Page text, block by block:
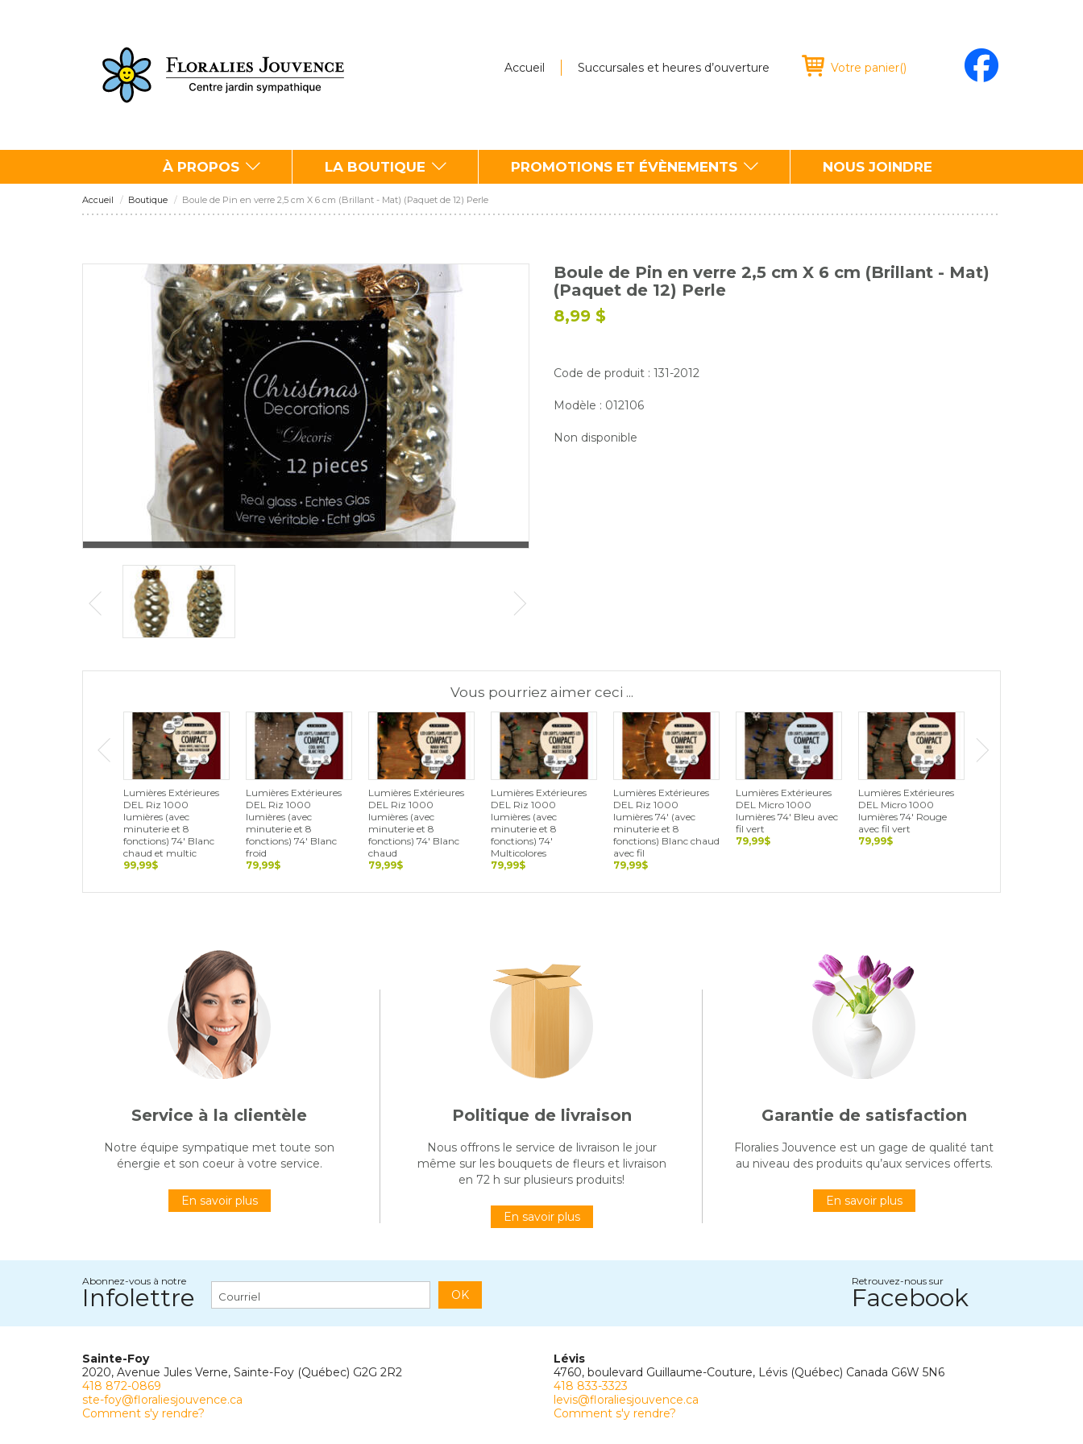
Accueil Succursales et heures d’ouverture Votre panier()
À PROPOS LA BOUTIQUE PROMOTIONS ET ÉVÈNEMENTS NOUS JOINDRE
Accueil Boutique Boule de Pin en verre 2,5 cm X 6 cm (Brillant - Mat) (Paquet de 12) Perle
Boule de Pin en verre 2,5 cm X 6 cm (Brillant - Mat)
(Paquet de 12) Perle
8,99 $
Code de produit : 131-2012
Modèle : 012106
Non disponible
Vous pourriez aimer ceci ...
Lumières Extérieures
DEL Riz 1000
lumières (avec
minuterie et 8
fonctions) 74' Blanc
chaud et multic
99,99$
Lumières Extérieures
DEL Riz 1000
lumières (avec
minuterie et 8
fonctions) 74' Blanc
froid
79,99$
Lumières Extérieures
DEL Riz 1000
lumières (avec
minuterie et 8
fonctions) 74' Blanc
chaud
79,99$
Lumières Extérieures
DEL Riz 1000
lumières (avec
minuterie et 8
fonctions) 74'
Multicolores
79,99$
Lumières Extérieures
DEL Riz 1000
lumières 74' (avec
minuterie et 8
fonctions) Blanc chaud
avec fil
79,99$
Lumières Extérieures
DEL Micro 1000
lumières 74' Bleu avec
fil vert
79,99$
Lumières Extérieures
DEL Micro 1000
lumières 74' Rouge
avec fil vert
79,99$
Service à la clientèle
Notre équipe sympatique met toute son
énergie et son coeur à votre service.
En savoir plus
Politique de livraison
Nous offrons le service de livraison le jour
même sur les bouquets de fleurs et livraison
en 72 h sur plusieurs produits!
En savoir plus
Garantie de satisfaction
Floralies Jouvence est un gage de qualité tant
au niveau des produits qu’aux services offerts.
En savoir plus
Abonnez-vous à notre
Infolettre OK
Retrouvez-nous sur
Facebook
Sainte-Foy
2020, Avenue Jules Verne, Sainte-Foy (Québec) G2G 2R2
418 872-0869
ste-foy@floraliesjouvence.ca
Comment s'y rendre?
Lévis
4760, boulevard Guillaume-Couture, Lévis (Québec) Canada G6W 5N6
418 833-3323
levis@floraliesjouvence.ca
Comment s'y rendre?